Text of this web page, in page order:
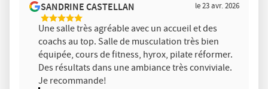
SANDRINE CASTELLAN
5
Étoiles
Sur
5
le 23 avr. 2026
Une salle très agréable avec un accueil et des
coachs au top. Salle de musculation très bien
équipée, cours de fitness, hyrox, pilate réformer.
Des résultats dans une ambiance très conviviale.
Je recommande!